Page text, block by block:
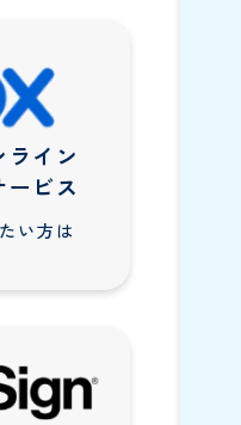
イン
ービス
い方は